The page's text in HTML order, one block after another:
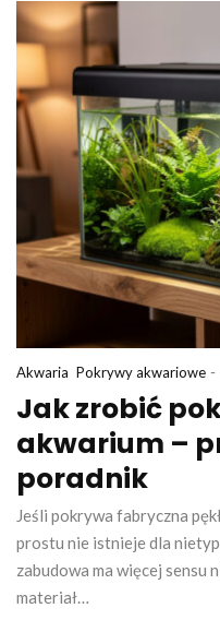
Akwaria Pokrywy akwariowe -
Jak zrobić
akwarium –
poradnik
Jeśli pokrywa fabryczna
prostu nie istnieje dla
zabudowa ma więcej sensu
materiał…